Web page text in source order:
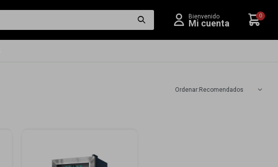
0
Recomendados